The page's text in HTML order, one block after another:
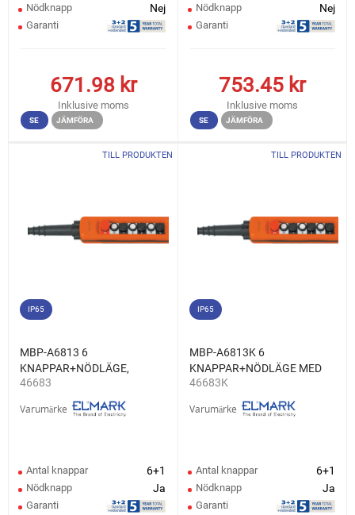
Nödknapp Nej
Garanti
671.98kr
Inklusive moms
SE JÄMFÖRA
Nödknapp Nej
Garanti
753.45 kr
Inklusive moms
SE JÄMFÖRA
TILL PRODUKTEN
IP65
MBP-A6813 6
KNAPPAR+NÖDLÄGE,
1NO+1NC
46683
Varumärke
Antal knappar 6+1
Nödknapp Ja
Garanti
TILL PRODUKTEN
IP65
MBP-A6813K 6
KNAPPAR+NÖDLÄGE MED
NYCKEL, 1NO+1NC
46683K
Varumärke
Antal knappar 6+1
Nödknapp Ja
Garanti